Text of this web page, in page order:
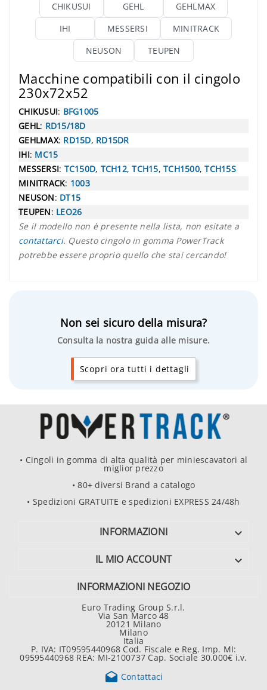
CHIKUSUI GEHL
GEHLMAX
IHI
MESSERSI
MINITRACK
NEUSON
TEUPEN
Macchine compatibili con il cingolo
230x72x52
CHIKUSUI: BFG1005
GEHL: RD15/18D
GEHLMAX: RD15D, RD15DR
IHI: MC15
MESSERSI: TC150D, TCH12,TCH15, TCH1500,TCH15S
MINITRACK: 1003
NEUSON: DT15
TEUPEN: LEO26
Se il modello non è presente nella lista, non esitate a
contattarci. Questo cingolo in gomma PowerTrack
potrebbe essere proprio quello che stai cercando!
Non sei sicuro della misura?
Consulta la nostra guida alle misure.
Scopri ora tutti i dettagli
• Cingoli in gomma di alta qualità per miniescavatori al
miglior prezzo
• 80+ diversi Brand a catalogo
• Spedizioni GRATUITE e spedizioni EXPRESS 24/48h
INFORMAZIONI 
IL MIO ACCOUNT 
INFORMAZIONI NEGOZIO
Euro Trading Group S.r.l.
Via San Marco 48
20121 Milano
Milano
Italia
P. IVA: IT09595440968 Cod. Fiscale e Reg. Imp. MI:
09595440968 REA: MI-2100737 Cap. Sociale 30.000€ i.v.
 Contattaci